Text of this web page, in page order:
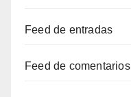
Feed de entradas
Feed de comentarios